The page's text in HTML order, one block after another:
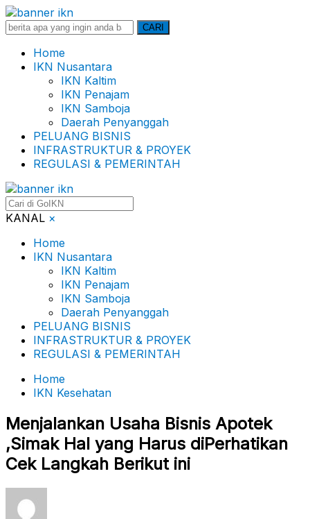
Search
CARI
Home
IKN Nusantara
IKN Kaltim
IKN Penajam
IKN Samboja
Daerah Penyanggah
PELUANG BISNIS
INFRASTRUKTUR & PROYEK
REGULASI & PEMERINTAH
KANAL ×
Home
IKN Nusantara
IKN Kaltim
IKN Penajam
IKN Samboja
Daerah Penyanggah
PELUANG BISNIS
INFRASTRUKTUR & PROYEK
REGULASI & PEMERINTAH
Home
IKN Kesehatan
Menjalankan Usaha Bisnis Apotek
,Simak Hal yang Harus diPerhatikan
Cek Langkah Berikut ini